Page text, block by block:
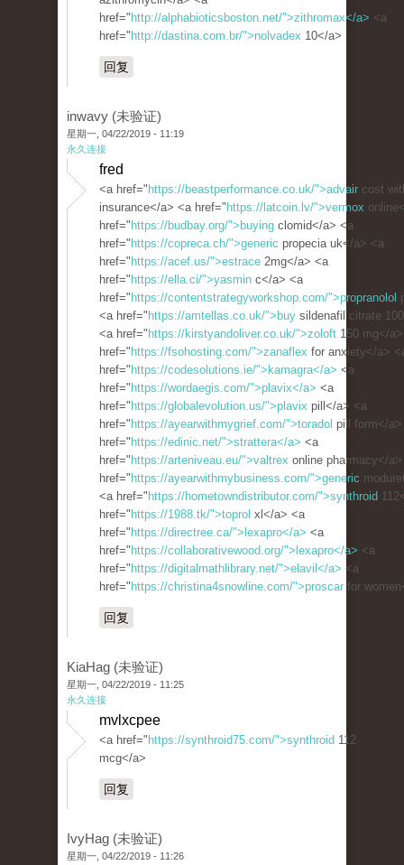
href=" http://alphabioticsboston.net/">zithromax</a> <a
href=" http://dastina.com.br/">nolvadex 10</a>
回复
inwavy (未验证)
星期一, 04/22/2019 - 11:19
永久连接
fred
<a href=" https://beastperformance.co.uk/">advair cost
insurance</a> <a href=" https://latcoin.lv/">vermox
href=" https://budbay.org/">buying clomid</a> <a
href=" https://copreca.ch/">generic propecia uk</a> <a
href=" https://acef.us/">estrace 2mg</a> <a
href=" https://ella.ci/">yasmin c</a> <a
href=" https://contentstrategyworkshop.com/">propranolol
<a href=" https://amtellas.co.uk/">buy sildenafil citrate
<a href=" https://kirstyandoliver.co.uk/">zoloft 150 mg</
href=" https://fsohosting.com/">zanaflex for anxiety</a>
href=" https://codesolutions.ie/">kamagra</a> <a
href=" https://wordaegis.com/">plavix</a> <a
href=" https://globalevolution.us/">plavix pill</a> <a
href=" https://ayearwithmygrief.com/">toradol pill form</
href=" https://edinic.net/">strattera</a> <a
href=" https://arteniveau.eu/">valtrex online pharmacy</
href=" https://ayearwithmybusiness.com/">generic
<a href=" https://hometowndistributor.com/">synthroid
href=" https://1988.tk/">toprol xl</a> <a
href=" https://directree.ca/">lexapro</a> <a
href=" https://collaborativewood.org/">lexapro</a> <a
href=" https://digitalmathlibrary.net/">elavil</a> <a
href=" https://christina4snowline.com/">proscar for
回复
KiaHag (未验证)
星期一, 04/22/2019 - 11:25
永久连接
mvlxcpee
<a href=" https://synthroid75.com/">synthroid 112
mcg</a>
回复
IvyHag (未验证)
星期一, 04/22/2019 - 11:26